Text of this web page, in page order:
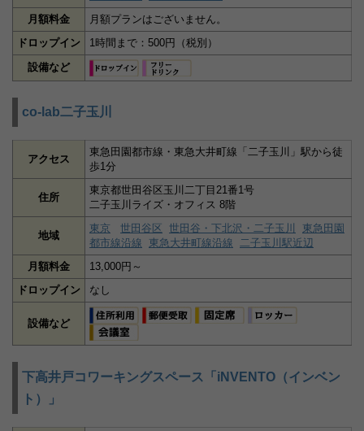
月額料金
月額プランはございません。
ドロップイン
1時間まで：500円（税別）
設備など
co-lab二子玉川
アクセス
東急田園都市線・東急大井町線「二子玉川」駅から徒
歩1分
住所
東京都世田谷区玉川二丁目21番1号
二子玉川ライズ・オフィス 8階
地域
東京 世田谷区 世田谷・下北沢・二子玉川
東急田園
都市線沿線
東急大井町線沿線 二子玉川駅近辺
月額料金
13,000円～
ドロップイン
なし
設備など
下高井戸コワーキングスペース「iNVENTO（インベン
ト）」